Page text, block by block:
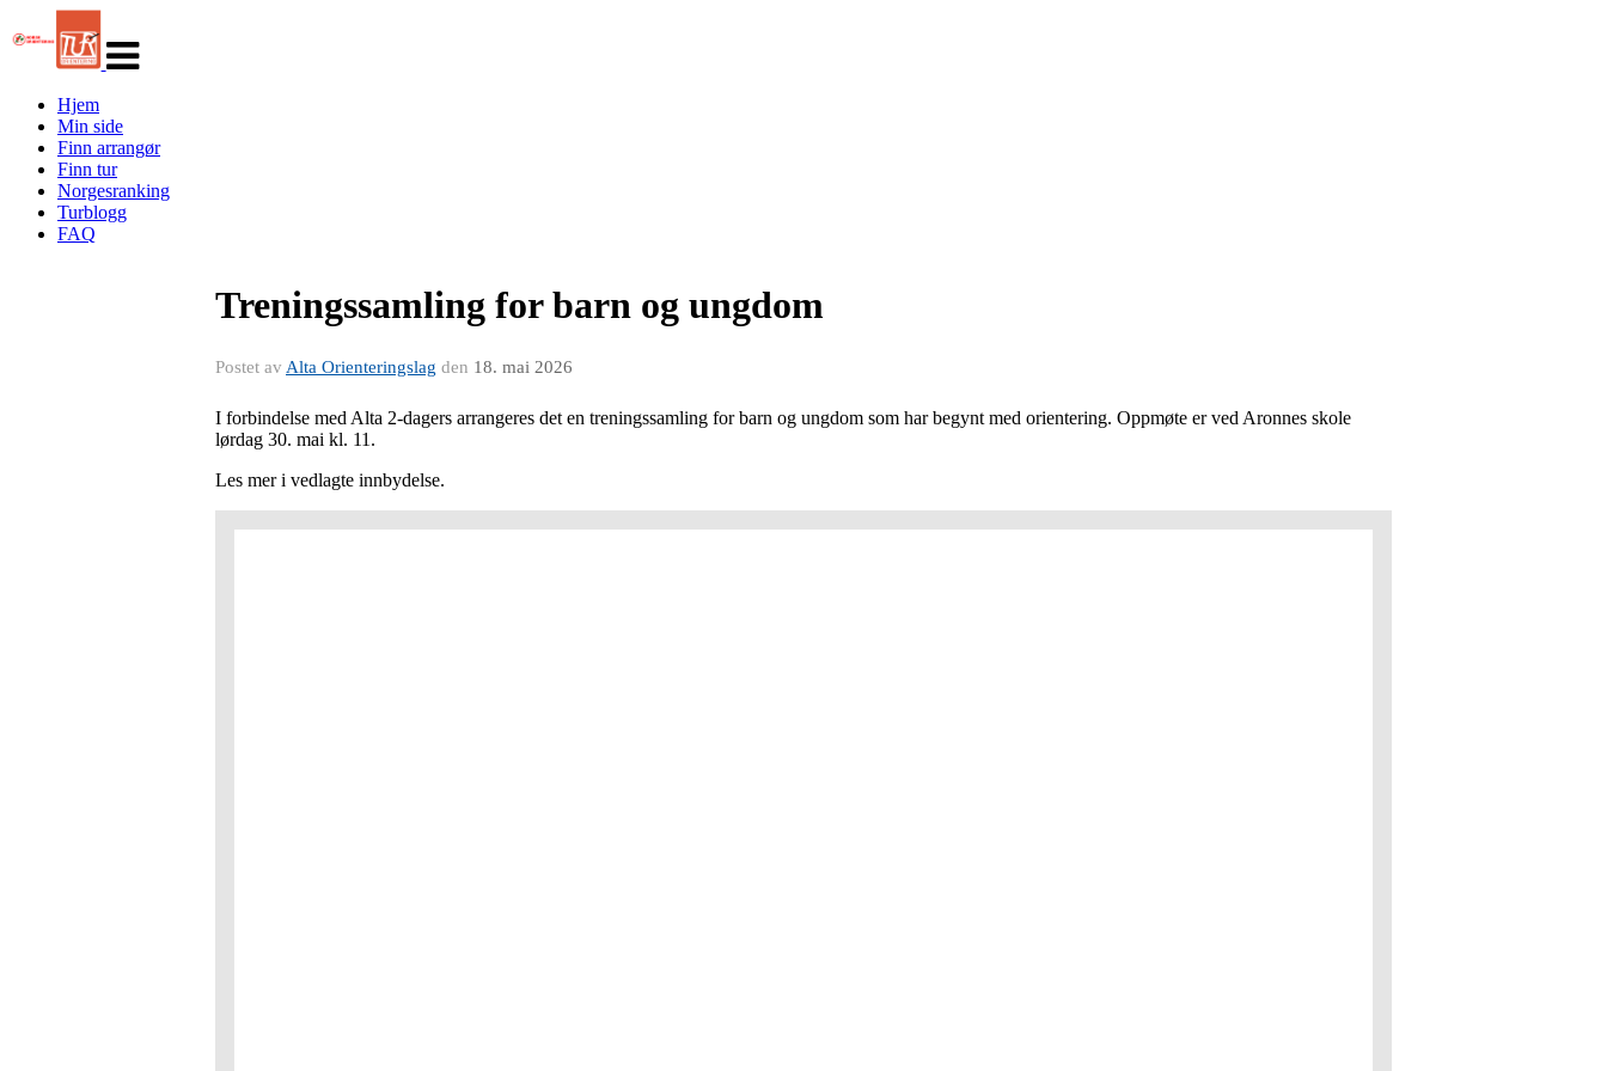
navigasjon
Hjem
Min side
Finn arrangør
Finn tur
Norgesranking
Turblogg
FAQ
Treningssamling for barn og ungdom
Postet av Alta Orienteringslag den 18. mai 2026
I forbindelse med Alta 2-dagers arrangeres det en treningssamling for barn og ungdom som har begynt med orientering. Oppmøte er ved Aronnes skole
lørdag 30. mai kl. 11.
Les mer i vedlagte innbydelse.